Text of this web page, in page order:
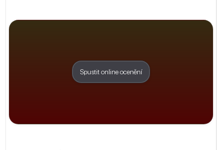
Spustit online ocenění